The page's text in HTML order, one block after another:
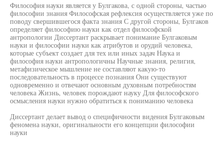
Философия науки является у Булгакова, с одной стороны, частью
философии знания Философская рефлексия осуществляется уже по
поводу свершившегося факта знания С другой стороны, Булгаков
определяет философию науки как отдел философской
антропологии Диссертант раскрывает понимание Булгаковым
науки и философии науки как атрибутов и орудий человека,
которые субъект создает для тех или иных задач Наука и
философия науки антропологичны Научные знания, религия,
метафизическое мышление не составляют какую-то
последовательность в процессе познания Они существуют
одновременно и отвечают основным духовным потребностям
человека Жизнь, человек порождают науку Для философского
осмысления науки нужно обратиться к пониманию человека
Диссертант делает вывод о специфичности видения Булгаковым
феномена науки, оригинальности его концепции философии
науки